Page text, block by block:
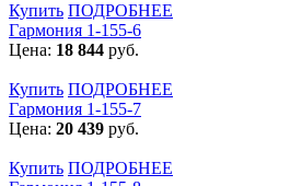
Купить ПОДРОБНЕЕ
Гармония 1-155-6
Цена: 18 844 руб.
Купить ПОДРОБНЕЕ
Гармония 1-155-7
Цена: 20 439 руб.
Купить ПОДРОБНЕЕ